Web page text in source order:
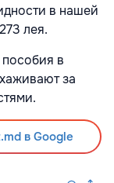
в нашей
лея.
в
за
в Google